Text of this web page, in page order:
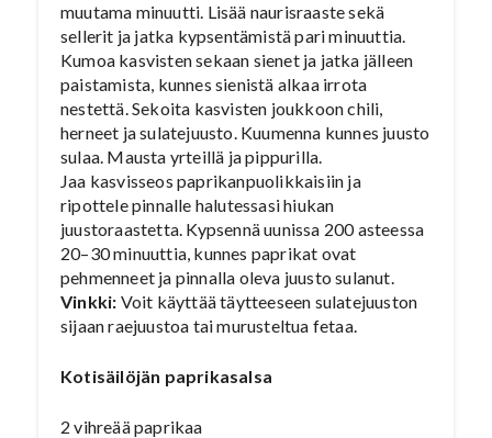
muutama minuutti. Lisää naurisraaste sekä
sellerit ja jatka kypsentämistä pari minuuttia.
Kumoa kasvisten sekaan sienet ja jatka jälleen
paistamista, kunnes sienistä alkaa irrota
nestettä. Sekoita kasvisten joukkoon chili,
herneet ja sulatejuusto. Kuumenna kunnes juusto
sulaa. Mausta yrteillä ja pippurilla.
Jaa kasvisseos paprikanpuolikkaisiin ja
ripottele pinnalle halutessasi hiukan
juustoraastetta. Kypsennä uunissa 200 asteessa
20–30 minuuttia, kunnes paprikat ovat
pehmenneet ja pinnalla oleva juusto sulanut.
Vinkki: Voit käyttää täytteeseen sulatejuuston
sijaan raejuustoa tai murusteltua fetaa.
Kotisäilöjän paprikasalsa
2 vihreää paprikaa